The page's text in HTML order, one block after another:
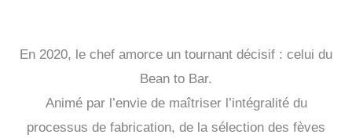
En 2020, le chef amorce un tournant décisif : celui du
Bean to Bar.
Animé par l’envie de maîtriser l’intégralité du
processus de fabrication, de la sélection des fèves